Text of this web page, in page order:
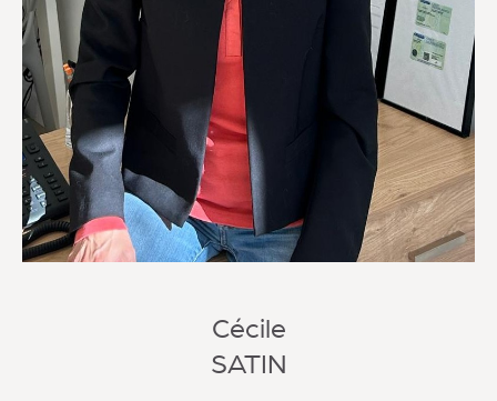
Cécile
SATIN